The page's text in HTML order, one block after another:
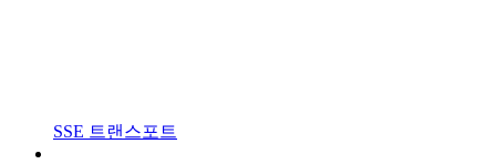
SSE 트랜스포트